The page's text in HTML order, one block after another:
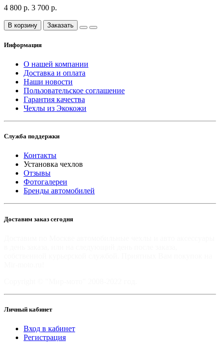
4 800 р. 3 700 р.
В корзину Заказать
Информация
О нашей компании
Доставка и оплата
Наши новости
Пользовательское соглашение
Гарантия качества
Чехлы из Экокожи
Служба поддержки
Контакты
Установка чехлов
Отзывы
Фотогалереи
Бренды автомобилей
Доставим заказ сегодня
Личный кабинет
Вход в кабинет
Регистрация